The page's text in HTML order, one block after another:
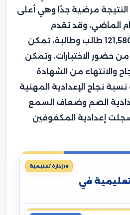
النتيجة مرضية جدًا وهي أعلى
الماضي، وقد تقدم
لامتحانات هذا العام 121,580 طالب وطالبة، تمكن
طالب من حضور الاختبارات، وتمكن
والانتهاء من الشهادة
نجاح الإعدادية المهنية
أما الإعدادية الصم وضعاف السمع
بينما سجلت إعدادية المكفوفين
في
18 إدارة تعليمية